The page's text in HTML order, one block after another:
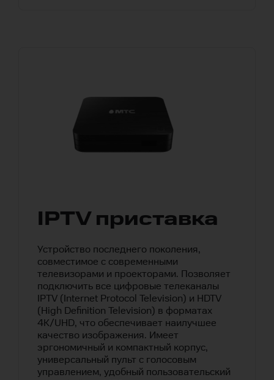
IPTV приставка
Устройство последнего поколения,
совместимое с современными
телевизорами и проекторами. Позволяет
подключить все цифровые телеканалы
IPTV (Internet Protocol Television) и HDTV
(High Definition Television) в форматах
4K/UHD, что обеспечивает наилучшее
качество изображения. Имеет
эргономичный и компактный корпус,
универсальный пульт с голосовым
управлением, удобный пользовательский